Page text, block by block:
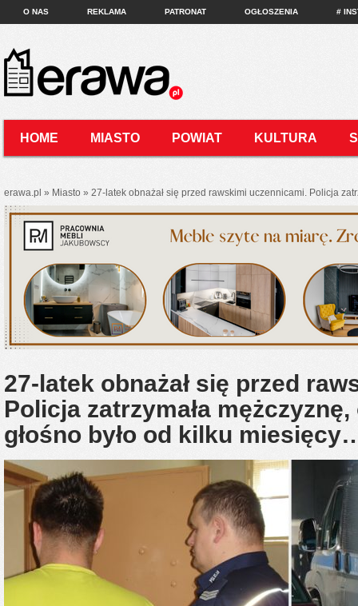
O NAS REKLAMA PATRONAT OGŁOSZENIA #
HOME MIASTO POWIAT KULTURA
erawa.pl » Miasto » 27-latek obnażał się przed rawskimi uczennicami. Policja
27-latek obnażał się przed
Policja zatrzymała
głośno było od kilku